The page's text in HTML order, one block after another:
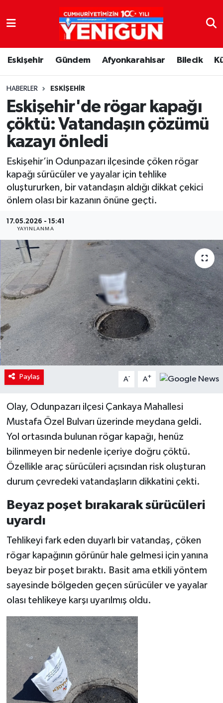
Eskişehir Gündem Afyonkarahisar Bilecik
HABERLER ESKIŞEHIR
Eskişehir'de rögar kapağı
çöktü: Vatandaşın çözümü
kazayı önledi
Eskişehir’in Odunpazarı ilçesinde çöken rögar
kapağı sürücüler ve yayalar için tehlike
oluştururken, bir vatandaşın aldığı dikkat çekici
önlem olası bir kazanın önüne geçti.
17.05.2026 - 15:41
YAYINLANMA
Paylaş A- A+
Olay, Odunpazarı ilçesi Çankaya Mahallesi
Mustafa Özel Bulvarı üzerinde meydana geldi.
Yol ortasında bulunan rögar kapağı, henüz
bilinmeyen bir nedenle içeriye doğru çöktü.
Özellikle araç sürücüleri açısından risk oluşturan
durum çevredeki vatandaşların dikkatini çekti.
Beyaz poşet bırakarak sürücüleri
uyardı
Tehlikeyi fark eden duyarlı bir vatandaş, çöken
rögar kapağının görünür hale gelmesi için yanına
beyaz bir poşet bıraktı. Basit ama etkili yöntem
sayesinde bölgeden geçen sürücüler ve yayalar
olası tehlikeye karşı uyarılmış oldu.
Nöbetçi Eczaneler
Hava Durumu
Trafik Durumu
Süper Lig Puan Durumu ve Fikstür
Tüm Manşetler
Son Dakika Haberleri
Haber Arşivi